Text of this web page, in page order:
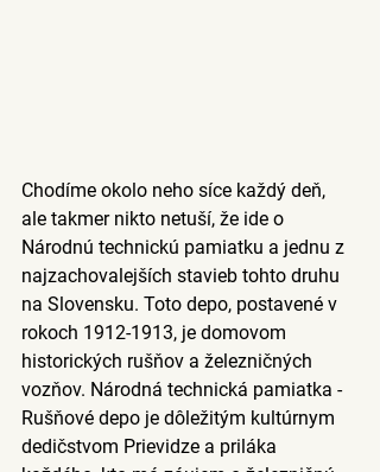
Chodíme okolo neho síce každý deň,
ale takmer nikto netuší, že ide o
Národnú technickú pamiatku a jednu z
najzachovalejších stavieb tohto druhu
na Slovensku. Toto depo, postavené v
rokoch 1912-1913, je domovom
historických rušňov a železničných
vozňov. Národná technická pamiatka -
Rušňové depo je dôležitým kultúrnym
dedičstvom Prievidze a priláka